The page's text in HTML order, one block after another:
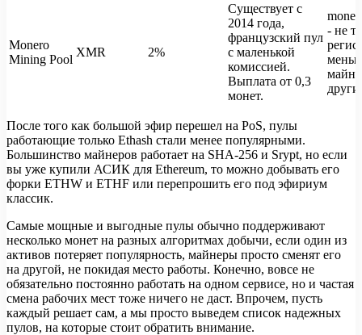
Monero
Mining Pool
XMR 2%
Существует с
2014 года,
французский пул
с маленькой
комиссией.
Выплата от 0,3
монет.
- не
После того как большой эфир перешел на PoS, пулы
работающие только Ethash стали менее популярными.
Большинство майнеров работает на SHA-256 и Srypt, но если
вы уже купили АСИК для Ethereum, то можно добывать его
форки ETHW и ETHF или перепрошить его под эфириум
классик.
Самые мощные и выгодные пулы обычно поддерживают
несколько монет на разных алгоритмах добычи, если один из
активов потеряет популярность, майнеры просто сменят его
на другой, не покидая место работы. Конечно, вовсе не
обязательно постоянно работать на одном сервисе, но и частая
смена рабочих мест тоже ничего не даст. Впрочем, пусть
каждый решает сам, а мы просто выведем список надежных
пулов, на которые стоит обратить внимание.